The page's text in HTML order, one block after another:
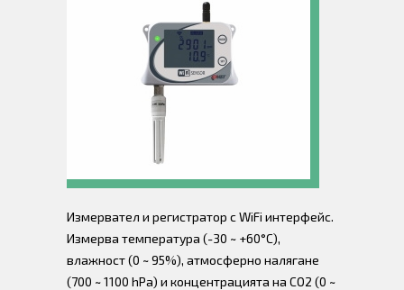
Измервател и регистратор с WiFi интерфейс.
Измерва температура (-30 ~ +60°C),
влажност (0 ~ 95%), атмосферно налягане
(700 ~ 1100 hPa) и концентрацията на CO2 (0 ~